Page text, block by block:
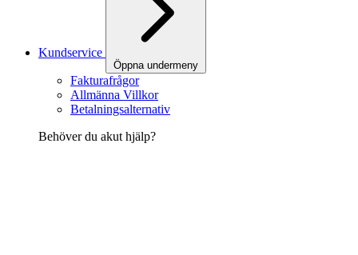
Kundservice
Öppna undermeny
Fakturafrågor
Allmänna Villkor
Betalningsalternativ
Behöver du akut hjälp?